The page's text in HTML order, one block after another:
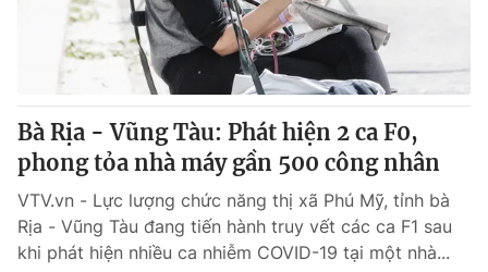
Sản phẩm
Thị trường
Tư vấn
Lịch phát sóng
Chuyên mục khác
Emagazine Podcast
Photo Infographic
Bà Rịa - Vũng Tàu: Phát hiện 2 ca F0,
phong tỏa nhà máy gần 500 công nhân
VTV.vn - Lực lượng chức năng thị xã Phú Mỹ, tỉnh bà
Rịa - Vũng Tàu đang tiến hành truy vết các ca F1 sau
khi phát hiện nhiều ca nhiễm COVID-19 tại một nhà...